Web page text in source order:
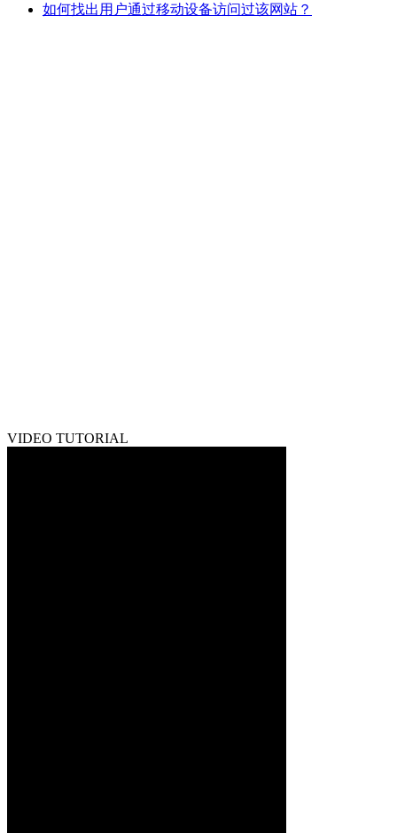
如何找出用户通过移动设备访问过该网站？
VIDEO TUTORIAL